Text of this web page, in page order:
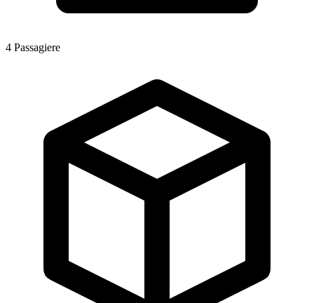
4 Passagiere